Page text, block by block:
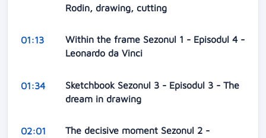
Rodin, drawing, cutting
01:13
Within the frame Sezonul 1 - Episodul 4 -
Leonardo da Vinci
01:34
Sketchbook Sezonul 3 - Episodul 3 - The
dream in drawing
02:01
The decisive moment Sezonul 2 -